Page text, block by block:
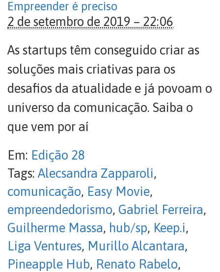
Empreender é preciso
2 de setembro de 2019 – 22:06
As startups têm conseguido criar as
soluções mais criativas para os
desafios da atualidade e já povoam o
universo da comunicação. Saiba o
que vem por aí
Em: Edição 28
Tags: Alecsandra Zapparoli,
comunicação, Easy Movie,
empreendedorismo, Gabriel Ferreira,
Guilherme Massa, hub/sp, Keep.i,
Liga Ventures, Murillo Alcantara,
Pineapple Hub, Renato Rabelo,